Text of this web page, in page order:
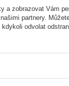
pěnící olej - 473
a zobrazovat Vám
partnery.
odvolat